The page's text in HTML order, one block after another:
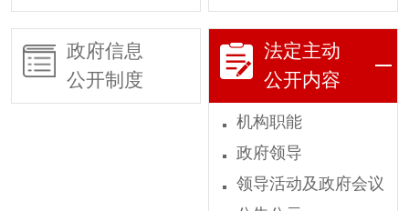
政府信息
公开制度
法定主动
公开内容
机构职能
政府领导
领导活动及政府会议